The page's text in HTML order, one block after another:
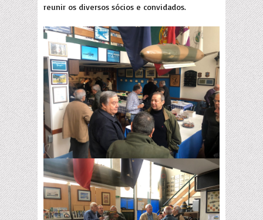
reunir os diversos sócios e convidados.